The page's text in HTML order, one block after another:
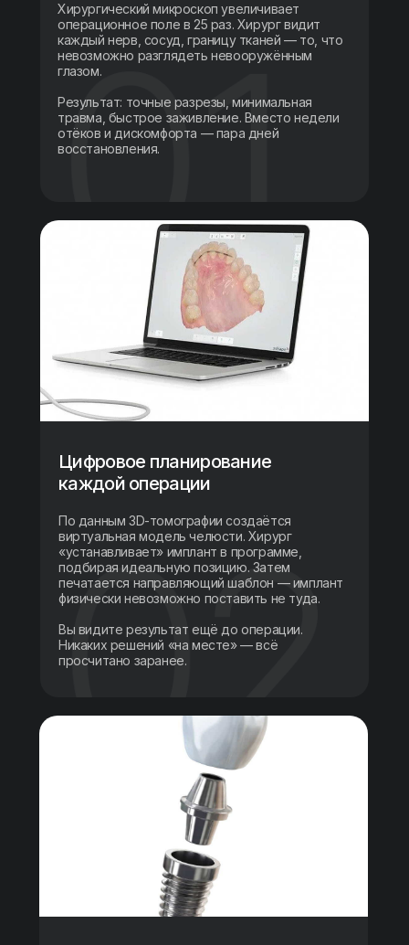
Хирургический микроскоп увеличивает
операционное поле в 25 раз. Хирург видит
каждый нерв, сосуд, границу тканей — то, что
невозможно разглядеть невооружённым
глазом.
Результат: точные разрезы, минимальная
травма, быстрое заживление. Вместо недели
отёков и дискомфорта — пара дней
восстановления.
Цифровое планирование
каждой операции
По данным 3D-томографии создаётся
виртуальная модель челюсти. Хирург
«устанавливает» имплант в программе,
подбирая идеальную позицию. Затем
печатается направляющий шаблон — имплант
физически невозможно поставить не туда.
Вы видите результат ещё до операции.
Никаких решений «на месте» — всё
просчитано заранее.